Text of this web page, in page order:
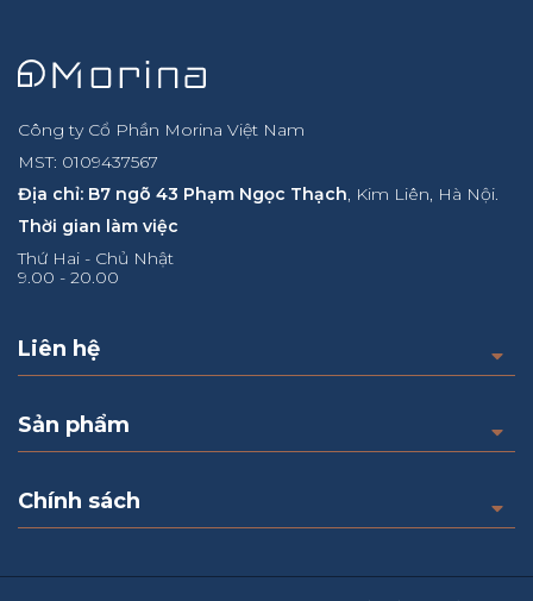
Công ty Cổ Phần Morina Việt Nam
MST: 0109437567
Địa chỉ: B7 ngõ 43 Phạm Ngọc Thạch, Kim Liên, Hà Nội.
Thời gian làm việc
Thứ Hai - Chủ Nhật
9.00 - 20.00
Liên hệ
Sản phẩm
Chính sách